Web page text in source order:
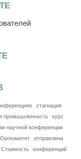
стагнация
промышленность
курс
научной конференции
Оргкомитет
отправлена
Стоимость
конференций